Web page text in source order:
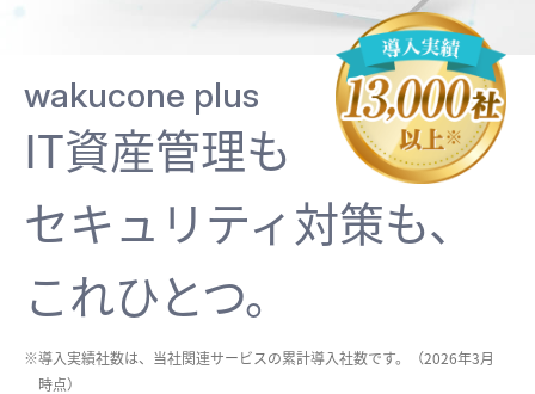
IT資産管理も
セキュリティ対策も、
これひとつ。
wakucone plus
※導入実績社数は、当社関連サービスの累計導入社数です。（2026年3月
時点）